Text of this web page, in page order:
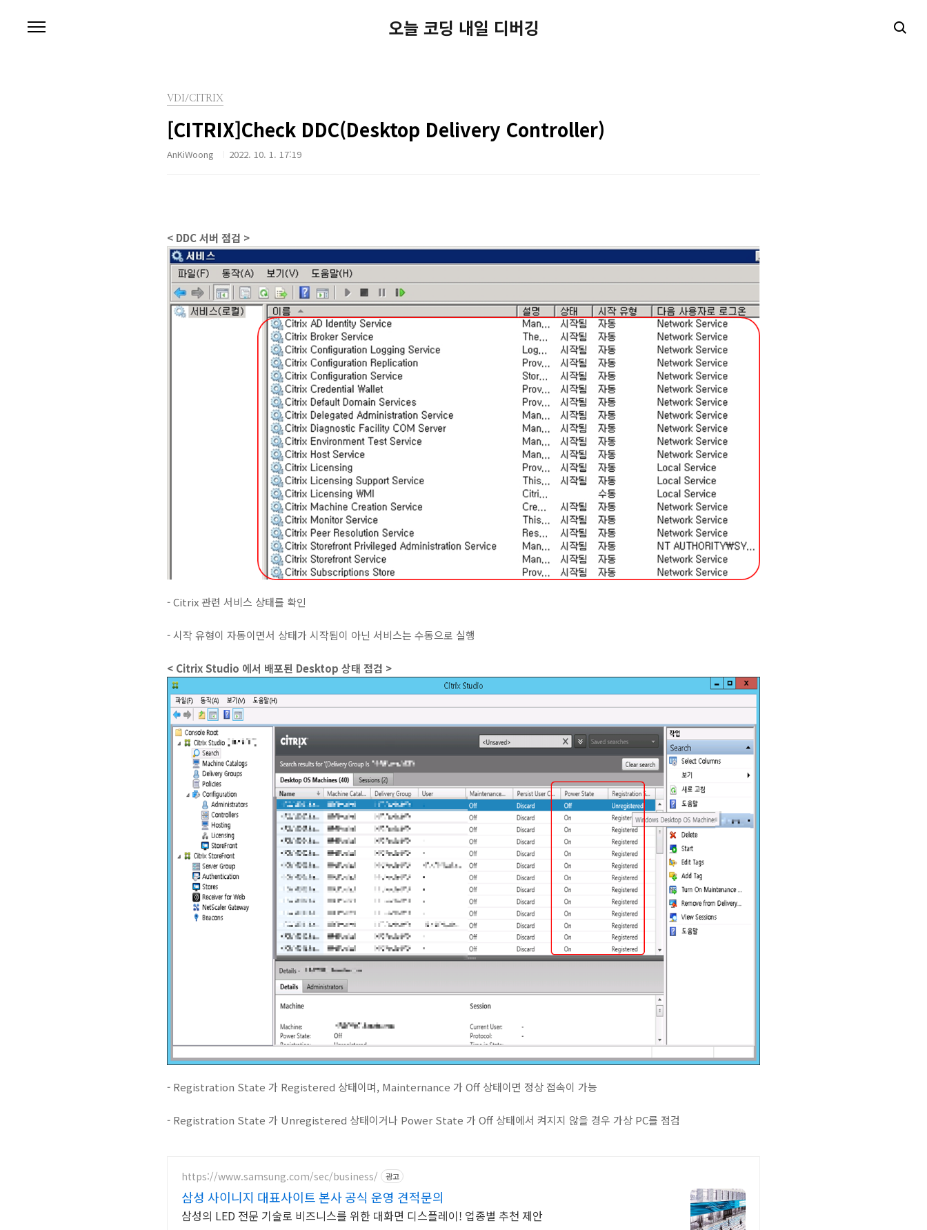
오늘 코딩 내일 디버깅
VDI/CITRIX
[CITRIX]Check DDC(Desktop Delivery Controller)
AnKiWoong 2022. 10. 1. 17:19
< DDC 서버 점검 >
- Citrix 관련 서비스 상태를 확인
- 시작 유형이 자동이면서 상태가 시작됨이 아닌 서비스는 수동으로 실행
< Citrix Studio 에서 배포된 Desktop 상태 점검 >
- Registration State 가 Registered 상태이며, Mainternance 가 Off 상태이면 정상 접속이 가능
- Registration State 가 Unregistered 상태이거나 Power State 가 Off 상태에서 켜지지 않을 경우 가상 PC를 점검
https://www.samsung.com/sec/business/ 광고
삼성 사이니지 대표사이트 본사 공식 운영 견적문의
삼성의 LED 전문 기술로 비즈니스를 위한 대화면 디스플레이! 업종별 추천 제안